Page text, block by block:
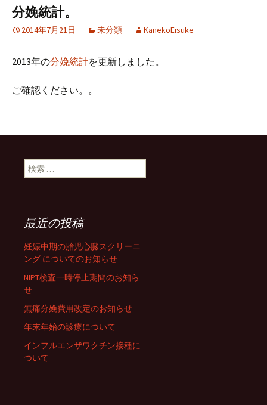
分娩統計。
2014年7月21日 未分類 KanekoEisuke
2013年の分娩統計を更新しました。
ご確認ください。。
検索:
最近の投稿
妊娠中期の胎児心臓スクリーニ
ング についてのお知らせ
NIPT検査一時停止期間のお知ら
せ
無痛分娩費用改定のお知らせ
年末年始の診療について
インフルエンザワクチン接種に
ついて